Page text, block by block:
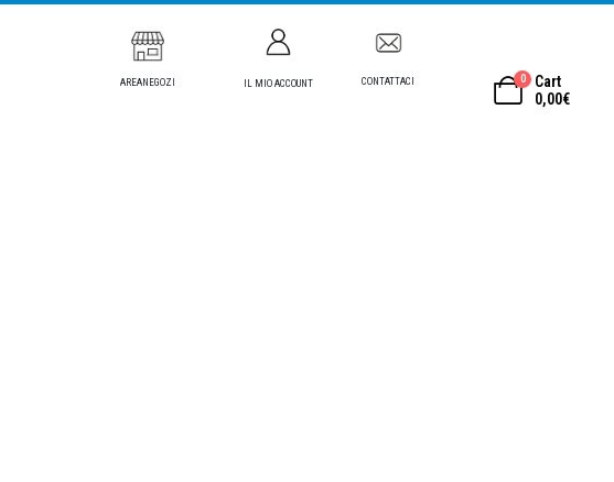
AREANEGOZI IL MIO ACCOUNT CONTATTACI 0
Cart
0,00€